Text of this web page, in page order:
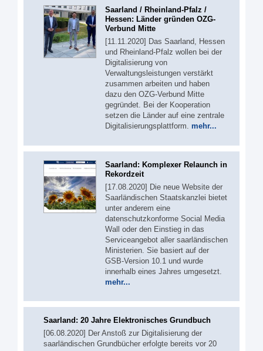
Saarland / Rheinland-Pfalz /
Hessen: Länder gründen OZG-
Verbund Mitte
[11.11.2020] Das Saarland, Hessen
und Rheinland-Pfalz wollen bei der
Digitalisierung von
Verwaltungsleistungen verstärkt
zusammen arbeiten und haben
dazu den OZG-Verbund Mitte
gegründet. Bei der Kooperation
setzen die Länder auf eine zentrale
Digitalisierungsplattform. mehr...
Saarland: Komplexer Relaunch in
Rekordzeit
[17.08.2020] Die neue Website der
Saarländischen Staatskanzlei bietet
unter anderem eine
datenschutzkonforme Social Media
Wall oder den Einstieg in das
Serviceangebot aller saarländischen
Ministerien. Sie basiert auf der
GSB-Version 10.1 und wurde
innerhalb eines Jahres umgesetzt.
mehr...
Saarland: 20 Jahre Elektronisches Grundbuch
[06.08.2020] Der Anstoß zur Digitalisierung der
saarländischen Grundbücher erfolgte bereits vor 20